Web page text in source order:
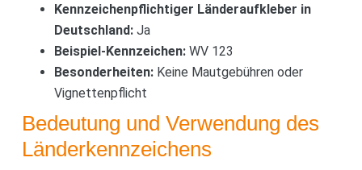
Kennzeichenpflichtiger Länderaufkleber in
Deutschland:Ja
Beispiel-Kennzeichen:WV 123
Besonderheiten:Keine Mautgebühren oder
Vignettenpflicht
Bedeutung und Verwendung des
Länderkennzeichens